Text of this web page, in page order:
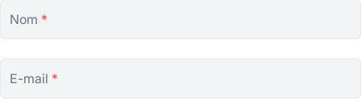
Nom *
E-mail *